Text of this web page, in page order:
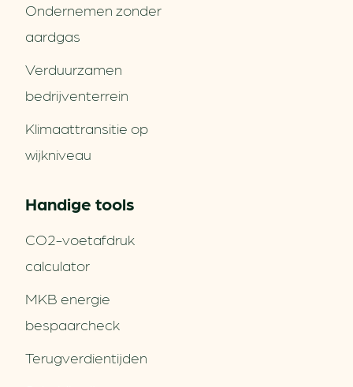
Ondernemen zonder
aardgas
Verduurzamen
bedrijventerrein
Klimaattransitie op
wijkniveau
Handige tools
CO2-voetafdruk
calculator
MKB energie
bespaarcheck
Terugverdien­tijden